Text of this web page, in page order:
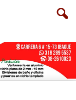
S
WhatsApp
+573249605958